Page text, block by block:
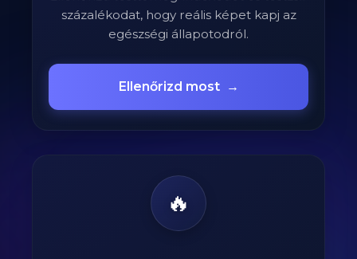
százalékodat, hogy reális képet kapj az
egészségi állapotodról.
Ellenőrizd most →
🔥